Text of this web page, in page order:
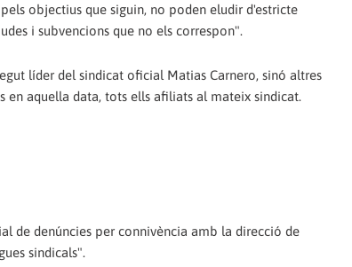
objectius que siguin, no poden eludir d'estricte
i subvencions que no els correspon".
líder del sindicat oficial Matias Carnero, sinó altres
en aquella data, tots ells afiliats al mateix sindicat.
de denúncies per connivència amb la direcció de
sindicals".